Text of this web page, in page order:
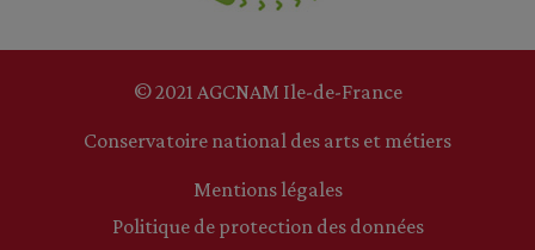
© 2021 AGCNAM Ile-de-France
Conservatoire national des arts et métiers
Mentions légales
Politique de protection des données